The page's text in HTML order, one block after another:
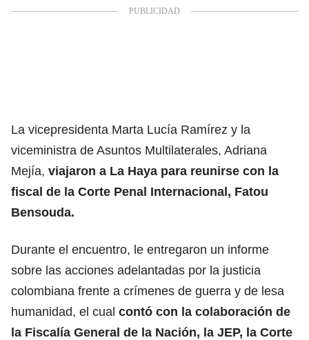
La vicepresidenta Marta Lucía Ramírez y la
viceministra de Asuntos Multilaterales, Adriana
Mejía, viajaron a La Haya para reunirse con la
fiscal de la Corte Penal Internacional, Fatou
Bensouda.
Durante el encuentro, le entregaron un informe
sobre las acciones adelantadas por la justicia
colombiana frente a crímenes de guerra y de lesa
humanidad, el cual contó con la colaboración de
la Fiscalía General de la Nación, la JEP, la Corte